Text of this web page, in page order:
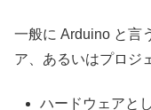
一般に Arduino と言
ア、あるいはプロジ
ハードウェアと